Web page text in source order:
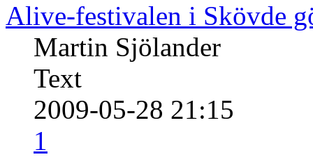
Alive-festivalen i Skövde
Martin Sjölander
Text
2009-05-28 21:15
1